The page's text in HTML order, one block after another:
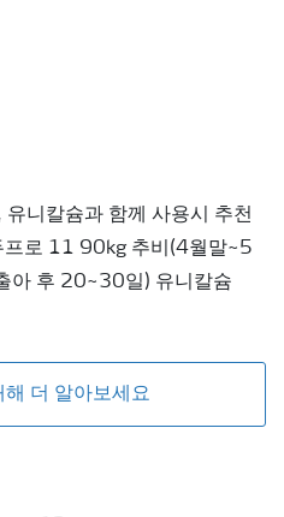
니칼슘과 함께 사용시 추천
프로 11 90kg 추비(4월말~5
아 후 20~30일) 유니칼슘
더 알아보세요